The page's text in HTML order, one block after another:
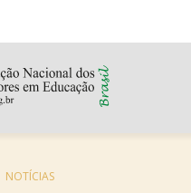
NOTÍCIAS